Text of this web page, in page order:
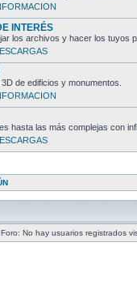
INTERÉS
los archivos y hacer los tuyos
de edificios y monumentos.
hasta las más complejas con
No hay usuarios registrados